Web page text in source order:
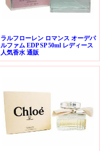
ラルフローレン ロマンス オーデパ
ルファム EDP SP 50ml レディース
人気香水 通販